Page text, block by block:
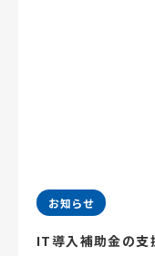
お知らせ
IT導入補助金の支